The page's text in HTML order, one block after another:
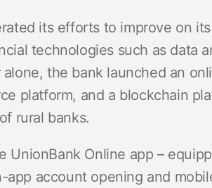
its efforts to improve on
technologies such as data
the bank launched an
platform, and a blockchain
rural banks.
UnionBank Online app –
app account opening and